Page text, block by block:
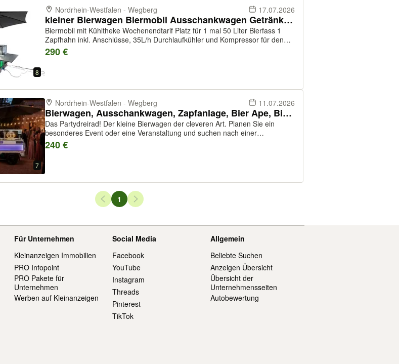
8
Nordrhein-Westfalen - Wegberg 17.07.2026
kleiner Bierwagen Biermobil Ausschankwagen Getränkewagen Party
Biermobil mit Kühltheke Wochenendtarif Platz für 1 mal 50 Liter Bierfass 1
Zapfhahn inkl. Anschlüsse, 35L/h Durchlaufkühler und Kompressor für den
Biertruck Lichteffekte mit verschiedenen Leuchtprogammen Sonnen-
Ampelschirm Kühlung für Salat, Grill...
290 €
7
Nordrhein-Westfalen - Wegberg 11.07.2026
Bierwagen, Ausschankwagen, Zapfanlage, Bier Ape, Biertheke mieten
Das Partydreirad! Der kleine Bierwagen der cleveren Art. Planen Sie ein
besonderes Event oder eine Veranstaltung und suchen nach einer
einzigartigen Möglichkeit, Ihren Gästen unvergesslichen Genuss zu bieten?
240 €
Seiten-Navigation
Seite
1
Für Unternehmen
Kleinanzeigen Immobilien
PRO Infopoint
PRO Pakete für
Unternehmen
Werben auf Kleinanzeigen
Social Media
Facebook
YouTube
Instagram
Threads
Pinterest
TikTok
Allgemein
Beliebte Suchen
Anzeigen Übersicht
Übersicht der
Unternehmensseiten
Autobewertung